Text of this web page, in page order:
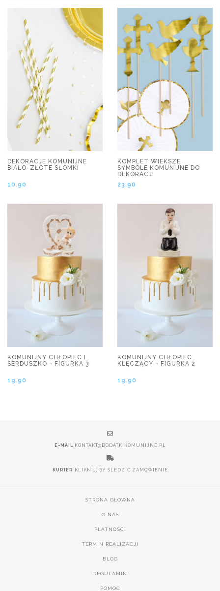
DEKORACJE KOMUNIJNE
BIAŁO-ZŁOTE SŁOMKI
10.90
KOMPLET WIEKSZE
SYMBOLE KOMUNIJNE DO
DEKORACJI
23.90
KOMUNIJNY CHŁOPIEC I
SERDUSZKO - FIGURKA 3
19.90
KOMUNIJNY CHŁOPIEC
KLĘCZĄCY - FIGURKA 2
19.90
E-MAIL KONTAKT@DODATKIKOMUNIJNE.PL
KURIER KLIKNIJ, BY ŚLEDZIĆ ZAMÓWIENIE
STRONA GŁÓWNA
O NAS
PŁATNOŚCI
TERMIN REALIZACJI
BLOG
REGULAMIN
POMOC